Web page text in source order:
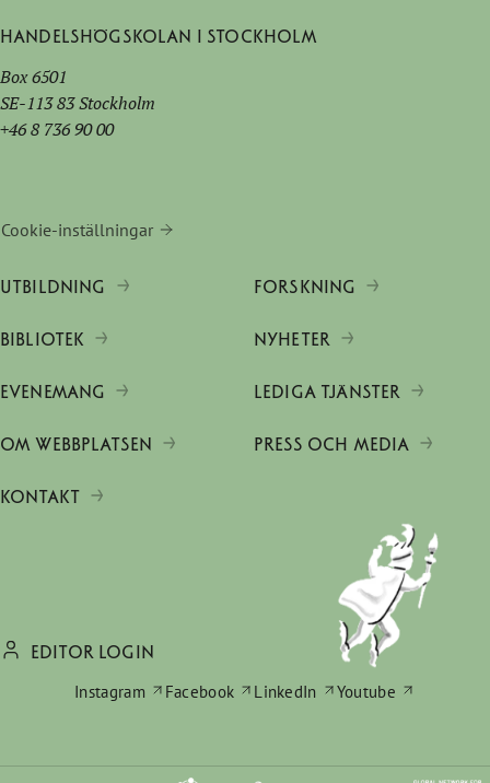
Handelshögskolan i Stockholm
Box 6501
SE-113 83 Stockholm
+46 8 736 90 00
Cookie-inställningar
UTBILDNING FORSKNING
BIBLIOTEK NYHETER
EVENEMANG LEDIGA TJÄNSTER
OM WEBBPLATSEN PRESS OCH MEDIA
KONTAKT
EDITOR LOGIN
Instagram
Facebook LinkedIn Youtube